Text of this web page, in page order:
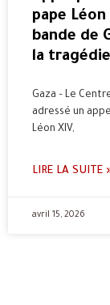
pape
bande de
la
Gaza – Le
adressé un
Léon XIV,
LIRE LA SUITE
avril 15, 2026